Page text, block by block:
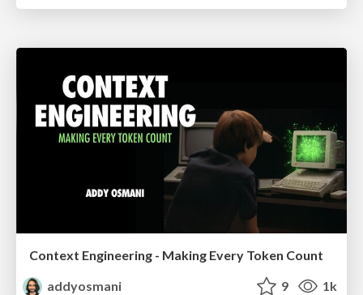
Context Engineering - Making Every Token Count
addyosmani
9 1k